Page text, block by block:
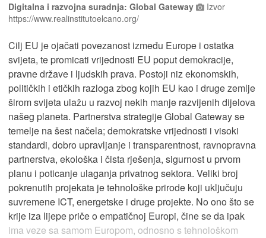
Digitalna i razvojna suradnja: Global Gateway
Izvor
https://www.realinstitutoelcano.org/
Cilj EU je ojačati povezanost između Europe i ostatka
svijeta, te promicati vrijednosti EU poput demokracije,
pravne države i ljudskih prava. Postoji niz ekonomskih,
političkih i etičkih razloga zbog kojih EU kao i druge zemlje
širom svijeta ulažu u razvoj nekih manje razvijenih dijelova
našeg planeta. Partnerstva strategije Global Gateway se
temelje na šest načela; demokratske vrijednosti i visoki
standardi, dobro upravljanje i transparentnost, ravnopravna
partnerstva, ekološka i čista rješenja, sigurnost u prvom
planu i poticanje ulaganja privatnog sektora. Veliki broj
pokrenutih projekata je tehnološke prirode koji uključuju
suvremene ICT, energetske i druge projekte. No ono što se
krije iza lijepe priče o empatičnoj Europi, čine se da ipak
ima veze sa samom Europom, odnosno s tehnološkom